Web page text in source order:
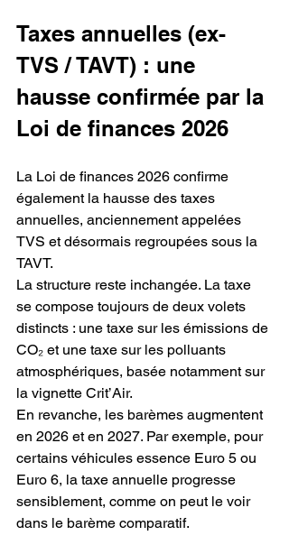
Taxes annuelles (ex-
TVS / TAVT) : une
hausse confirmée par la
Loi de finances 2026
La Loi de finances 2026 confirme
également la hausse des taxes
annuelles, anciennement appelées
TVS et désormais regroupées sous la
TAVT.
La structure reste inchangée. La taxe
se compose toujours de deux volets
distincts : une taxe sur les émissions de
CO₂ et une taxe sur les polluants
atmosphériques, basée notamment sur
la vignette Crit’Air.
En revanche, les barèmes augmentent
en 2026 et en 2027. Par exemple, pour
certains véhicules essence Euro 5 ou
Euro 6, la taxe annuelle progresse
sensiblement, comme on peut le voir
dans le barème comparatif.